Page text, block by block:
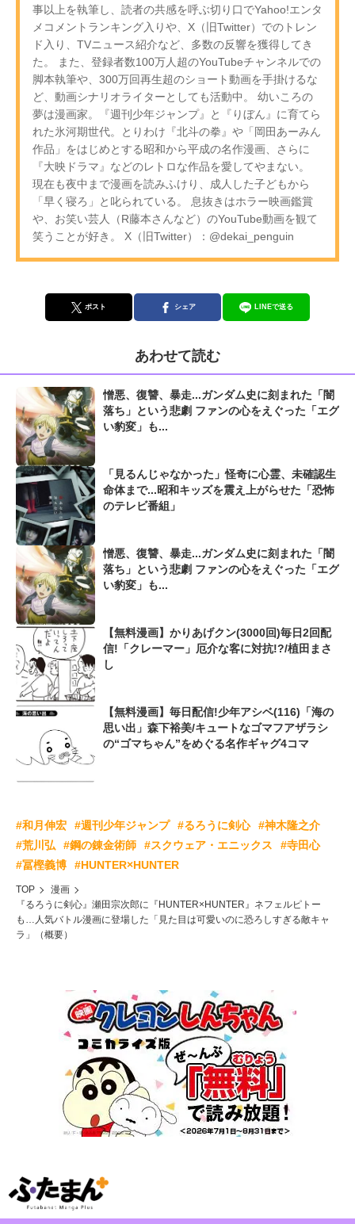
事以上を執筆し、読者の共感を呼ぶ切り口でYahoo!エンタ
メコメントランキング入りや、X（旧Twitter）でのトレン
ド入り、TVニュース紹介など、多数の反響を獲得してき
た。 また、登録者数100万人超のYouTubeチャンネルでの
脚本執筆や、300万回再生超のショート動画を手掛けるな
ど、動画シナリオライターとしても活動中。 幼いころの
夢は漫画家。『週刊少年ジャンプ』と『りぼん』に育てら
れた氷河期世代。とりわけ『北斗の拳』や「岡田あーみん
作品」をはじめとする昭和から平成の名作漫画、さらに
『大映ドラマ』などのレトロな作品を愛してやまない。
現在も夜中まで漫画を読みふけり、成人した子どもから
「早く寝ろ」と叱られている。 息抜きはホラー映画鑑賞
や、お笑い芸人（R藤本さんなど）のYouTube動画を観て
笑うことが好き。 X（旧Twitter）：@dekai_penguin
ポスト シェア LINEで送る
あわせて読む
憎悪、復讐、暴走...ガンダム史に刻まれた「闇
落ち」という悲劇 ファンの心をえぐった「エグ
い豹変」も...
「見るんじゃなかった」怪奇に心霊、未確認生
命体まで...昭和キッズを震え上がらせた「恐怖
のテレビ番組」
憎悪、復讐、暴走...ガンダム史に刻まれた「闇
落ち」という悲劇 ファンの心をえぐった「エグ
い豹変」も...
【無料漫画】かりあげクン(3000回)毎日2回配
信!「クレーマー」厄介な客に対抗!?/植田まさ
し
【無料漫画】毎日配信!少年アシベ(116)「海の
思い出」森下裕美/キュートなゴマフアザラシ
の“ゴマちゃん”をめぐる名作ギャグ4コマ
#和月伸宏 #週刊少年ジャンプ #るろうに剣心
#神木隆之介
#荒川弘
#鋼の錬金術師 #スクウェア・エニックス
#寺田心
#冨樫義博
#HUNTER×HUNTER
TOP
漫画
『るろうに剣心』瀬田宗次郎に『HUNTER×HUNTER』ネフェルピトー
も…人気バトル漫画に登場した「見た目は可愛いのに恐ろしすぎる敵キャ
ラ」（概要）